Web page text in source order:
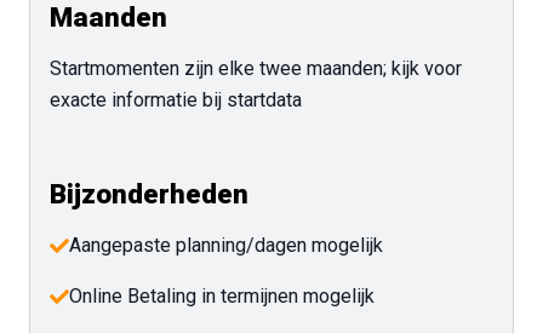
Maanden
Startmomenten zijn elke twee maanden; kijk voor
exacte informatie bij startdata
Bijzonderheden
Aangepaste planning/dagen mogelijk
Online Betaling in termijnen mogelijk